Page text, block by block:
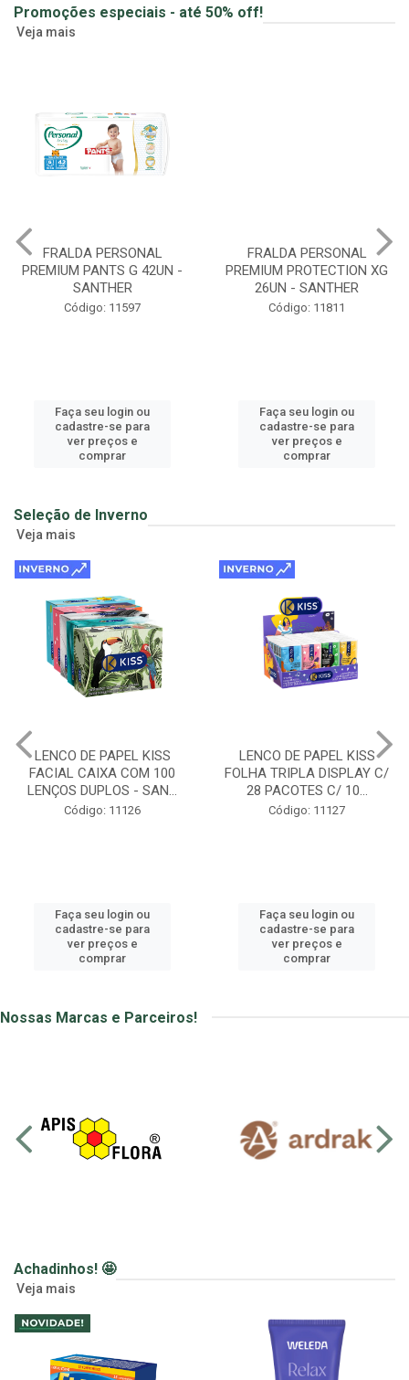
Promoções especiais - até 50% off!
Veja mais
FRALDA PERSONAL
PREMIUM PANTS G 42UN -
SANTHER
Código: 11597
Faça seu login ou
cadastre-se para
ver preços e
comprar
FRALDA PERSONAL
PREMIUM PROTECTION XG
26UN - SANTHER
Código: 11811
Faça seu login ou
cadastre-se para
ver preços e
comprar
Seleção de Inverno
Veja mais
LENCO DE PAPEL KISS
FOLHA TRIPLA DISPLAY C/
28 PACOTES C/ 10...
Código: 11127
Faça seu login ou
cadastre-se para
ver preços e
comprar
MANTEIGA DE CACAU E DE
CUPUAÇU DISPLAY 50UN DE
3G - EVELIZE
Código: 731
Faça seu login ou
cadastre-se para
ver preços e
comprar
Nossas Marcas e Parceiros!
Achadinhos! 🤩
Veja mais